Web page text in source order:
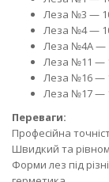
Леза №3 —
Леза №4 —
Леза №4A —
Леза №11 —
Леза №16 —
Леза №17 —
Переваги:
Професійна
Швидкий та
Форми лез під